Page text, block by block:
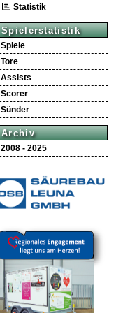
Statistik
Spielerstatistik
Spiele
Tore
Assists
Scorer
Sünder
Archiv
2008 - 2025